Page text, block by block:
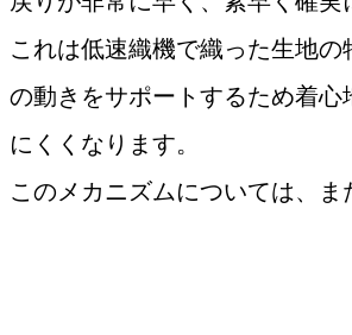
これは低速織機で織った生地
の動きをサポートするため着
にくくなります。
このメカニズムについては、